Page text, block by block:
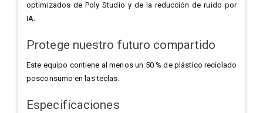
optimizados de Poly Studio y de la reducción de ruido por
IA.
Protege nuestro futuro compartido
Este equipo contiene al menos un 50 % de plástico reciclado
posconsumo en las teclas.
Especificaciones